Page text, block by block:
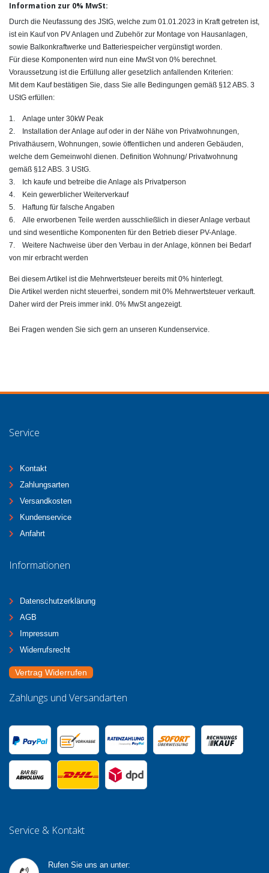
Information zur 0% MwSt:
Durch die Neufassung des JStG, welche zum 01.01.2023 in Kraft getreten ist,
ist ein Kauf von PV Anlagen und Zubehör zur Montage von Hausanlagen,
sowie Balkonkraftwerke und Batteriespeicher vergünstigt worden.
Für diese Komponenten wird nun eine MwSt von 0% berechnet.
Voraussetzung ist die Erfüllung aller gesetzlich anfallenden Kriterien:
Mit dem Kauf bestätigen Sie, dass Sie alle Bedingungen gemäß §12 ABS. 3
UStG erfüllen:
1. Anlage unter 30kW Peak
2. Installation der Anlage auf oder in der Nähe von Privatwohnungen,
Privathäusern, Wohnungen, sowie öffentlichen und anderen Gebäuden,
welche dem Gemeinwohl dienen. Definition Wohnung/ Privatwohnung
gemäß §12 ABS. 3 UStG.
3. Ich kaufe und betreibe die Anlage als Privatperson
4. Kein gewerblicher Weiterverkauf
5. Haftung für falsche Angaben
6. Alle erworbenen Teile werden ausschließlich in dieser Anlage verbaut
und sind wesentliche Komponenten für den Betrieb dieser PV-Anlage.
7. Weitere Nachweise über den Verbau in der Anlage, können bei Bedarf
von mir erbracht werden
Bei diesem Artikel ist die Mehrwertsteuer bereits mit 0% hinterlegt.
Die Artikel werden nicht steuerfrei, sondern mit 0% Mehrwertsteuer verkauft.
Daher wird der Preis immer inkl. 0% MwSt angezeigt.
Bei Fragen wenden Sie sich gern an unseren Kundenservice.
Service
Kontakt
Zahlungsarten
Versandkosten
Kundenservice
Anfahrt
Informationen
Datenschutzerklärung
AGB
Impressum
Widerrufsrecht
Vertrag Widerrufen
Zahlungs und Versandarten
Service & Kontakt
Rufen Sie uns an unter: